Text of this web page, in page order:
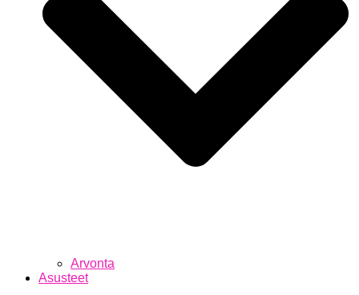
Arvonta
Asusteet